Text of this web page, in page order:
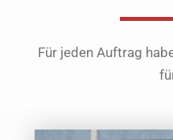
Für jeden Auftrag